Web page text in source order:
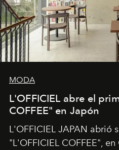
MODA
L'OFFICIEL abre el
COFFEE" en Japón
L'OFFICIEL JAPAN abrió
"L'OFFICIEL COFFEE",